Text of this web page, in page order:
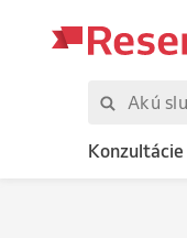
Konzultácie